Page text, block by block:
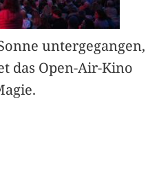
untergegangen,
das Open-Air-Kino